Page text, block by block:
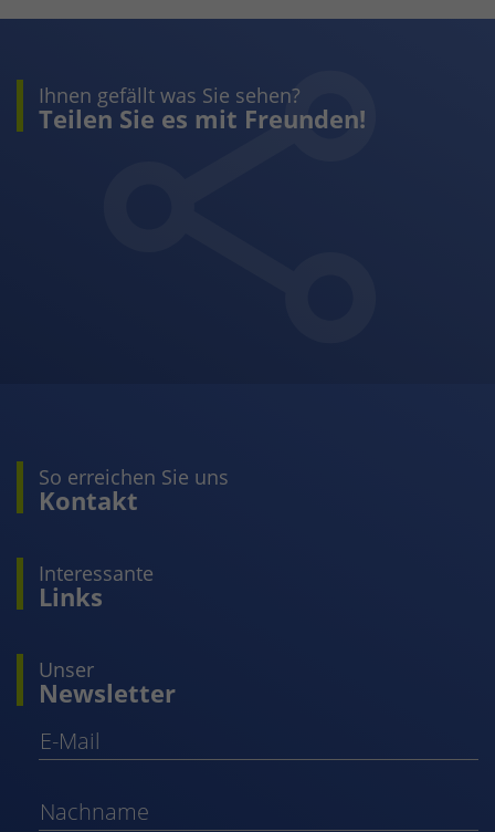
Ihnen gefällt was Sie sehen?
Teilen Sie es mit Freunden!
So erreichen Sie uns
Kontakt
Interessante
Links
Unser
Newsletter